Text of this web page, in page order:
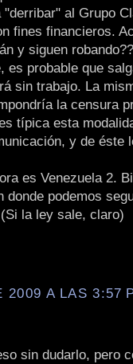
al Grupo
fines financieros.
y siguen
es probable que
sin trabajo. La
la censura
típica esta
y de éste
es Venezuela 2.
donde podemos
la ley sale, claro)
2009 A LAS 3:57
sin dudarlo, pero